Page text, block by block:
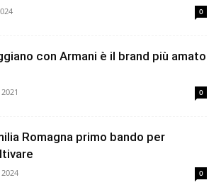
0
con Armani è il brand più amato
0
Romagna primo bando per
0